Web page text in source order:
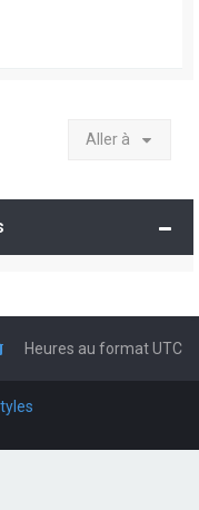
Aller à
Heures au formatUTC